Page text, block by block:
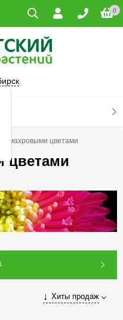
0
с махровыми цветами
цветами
1
Хиты продаж